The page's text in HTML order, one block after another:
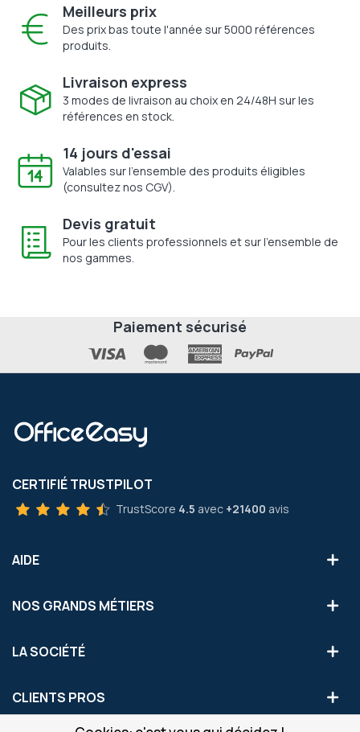
Meilleurs prix
Des prix bas toute l'année sur 5000 références
produits.
Livraison express
3 modes de livraison au choix en 24/48H sur les
références en stock.
14 jours d'essai
Valables sur l'ensemble des produits éligibles
(consultez nos CGV).
Devis gratuit
Pour les clients professionnels et sur l'ensemble de
nos gammes.
Paiement sécurisé
CERTIFIÉ TRUSTPILOT
TrustScore 4.5 avec +21400 avis
AIDE
NOS GRANDS MÉTIERS
LA SOCIÉTÉ
CLIENTS PROS